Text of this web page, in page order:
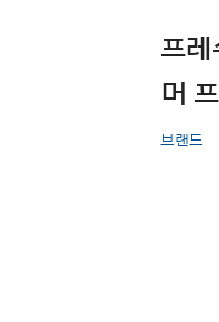
나이·성별·문화에 상관없이 전 세
이가 자신만의 아름다움을 실현할
있도록 ‘New Beauty’라는 아름다움
프레
머
브랜드